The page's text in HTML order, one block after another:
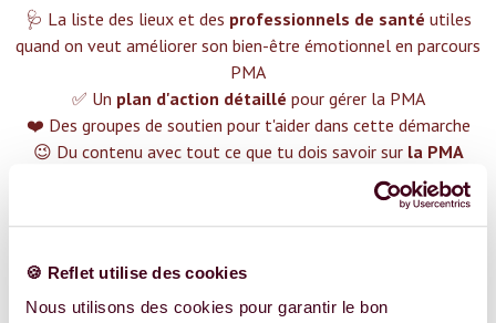
🍪 Reflet utilise des cookies
Nous utilisons des cookies pour garantir le bon
🩺 La liste des lieux et des professionnels de santé utiles
quand on veut améliorer son bien-être émotionnel en parcours
PMA
✅ Un plan d'action détaillé pour gérer la PMA
❤️ Des groupes de soutien pour t'aider dans cette démarche
😉 Du contenu avec tout ce que tu dois savoir sur la PMA